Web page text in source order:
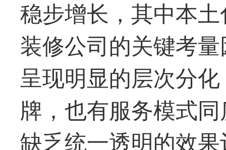
稳步增长，其中本
装修公司的关键考
呈现明显的层次分
牌，也有服务模式
缺乏统一透明的效